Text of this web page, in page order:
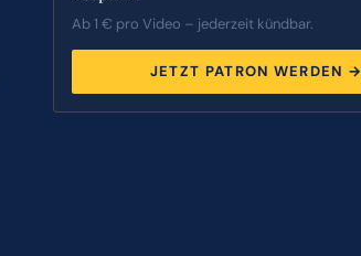
Ab 1 € pro Video – jederzeit kündbar.
JETZT PATRON WERDEN →